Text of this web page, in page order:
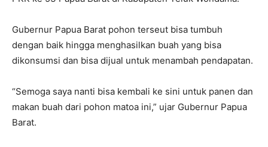
Gubernur Papua Barat pohon terseut bisa tumbuh
dengan baik hingga menghasilkan buah yang bisa
dikonsumsi dan bisa dijual untuk menambah pendapatan.
“Semoga saya nanti bisa kembali ke sini untuk panen dan
makan buah dari pohon matoa ini,” ujar Gubernur Papua
Barat.